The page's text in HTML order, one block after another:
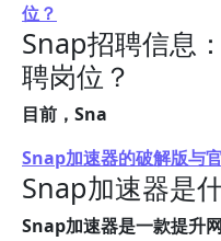
位？
Snap招聘信息
聘岗位？
目前，Sna
Snap加速器的破解版与
Snap加速器是
Snap加速器是一款提升